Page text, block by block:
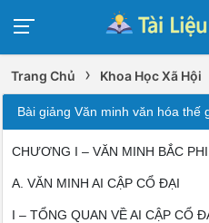
Trang Chủ › Khoa Học Xã Hội
Bài giảng Văn minh văn hóa thế
CHƯƠNG I – VĂN MINH BẮC
A. VĂN MINH AI CẬP CỔ ĐẠI
I – TỔNG QUAN VỀ AI CẬP CỔ